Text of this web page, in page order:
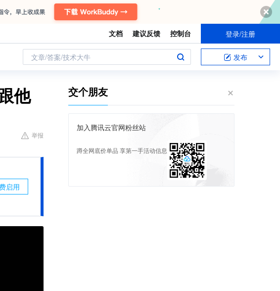
文档 建议反馈 控制台 登录/注册
文章/答案/技术大牛 发布
他
举报
启用
交个朋友
加入腾讯云官网粉丝站
蹲全网底价单品 享第一手活动信息